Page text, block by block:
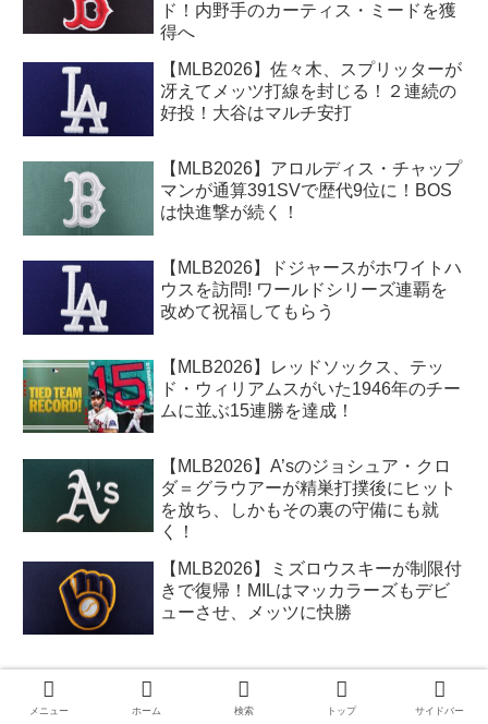
ド！内野手のカーティス・ミードを獲
得へ
【MLB2026】佐々木、スプリッターが
冴えてメッツ打線を封じる！２連続の
好投！大谷はマルチ安打
【MLB2026】アロルディス・チャップ
マンが通算391SVで歴代9位に！BOS
は快進撃が続く！
【MLB2026】ドジャースがホワイトハ
ウスを訪問! ワールドシリーズ連覇を
改めて祝福してもらう
【MLB2026】レッドソックス、テッ
ド・ウィリアムスがいた1946年のチー
ムに並ぶ15連勝を達成！
【MLB2026】A’sのジョシュア・クロ
ダ＝グラウアーが精巣打撲後にヒット
を放ち、しかもその裏の守備にも就
く！
【MLB2026】ミズロウスキーが制限付
きで復帰！MILはマッカラーズもデビ
ューさせ、メッツに快勝
メニュー ホーム 検索 トップ サイドバー